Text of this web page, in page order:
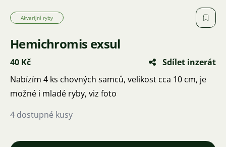
Akvarijní ryby
Hemichromis exsul
40 Kč
Sdílet inzerát
Nabízím 4 ks chovných samců, velikost cca 10 cm, je
možné i mladé ryby, viz foto
4 dostupné kusy